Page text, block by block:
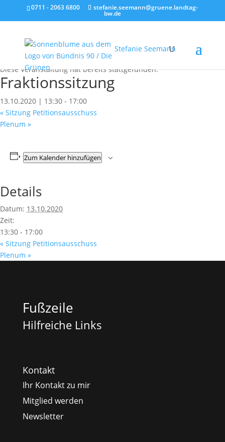
0711 - 2063 6800 stefanie.seemann@gruene.landtag-
bw.de
Stefanie Seemann
« Alle Veranstaltungen
Diese Veranstaltung hat bereits stattgefunden.
Fraktionssitzung
13.10.2020 | 13:30 - 17:00
« Sitzung Petitionsausschuss
Plenum »
Zum Kalender hinzufügen
Details
Datum: 13.10.2020
Zeit:
13:30 - 17:00
« Sitzung Petitionsausschuss
Plenum »
Fußzeile
Hilfreiche Links
Kontakt
Ihr Kontakt zu mir
Mitglied werden
Newsletter